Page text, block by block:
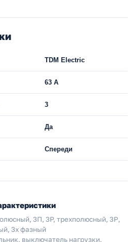
TDM Electric
63 A
3
Да
Спереди
3П, 3P, трехполюсный, 3Р,
3х фазный
выключатель нагрузки,